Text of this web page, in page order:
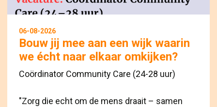
06-08-2026
Bouw jij mee aan een wijk waarin
we écht naar elkaar omkijken?
Coördinator Community Care (24-28 uur)
"Zorg die echt om de mens draait – samen